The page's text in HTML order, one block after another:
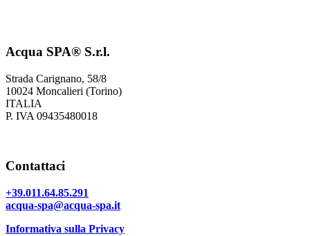
Acqua SPA® S.r.l.
Strada Carignano, 58/8
10024 Moncalieri (Torino)
ITALIA
P. IVA 09435480018
Contattaci
+39.011.64.85.291
acqua-spa@acqua-spa.it
Informativa sulla Privacy